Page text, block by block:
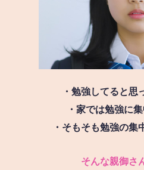
・勉強してると
・家では勉強に
・そもそも勉強の
そんな親御さ